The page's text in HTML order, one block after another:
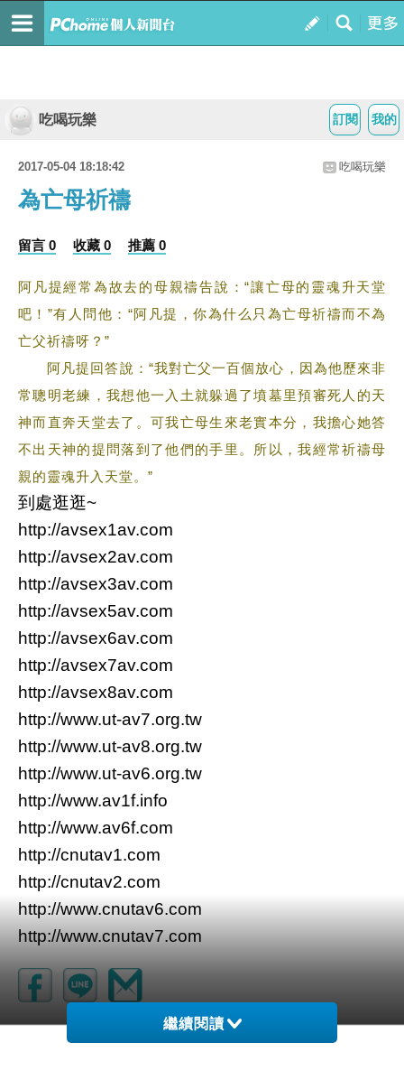
我的
訂閱
吃喝玩樂
2017-05-04 18:18:42 吃喝玩樂
為亡母祈禱
留言 0 收藏 0 推薦 0
阿凡提經常為故去的母親禱告說：“讓亡母的靈魂升天堂
吧！”有人問他：“阿凡提，你為什么只為亡母祈禱而不為
亡父祈禱呀？”
阿凡提回答說：“我對亡父一百個放心，因為他歷來非
常聰明老練，我想他一入土就躲過了墳墓里預審死人的天
神而直奔天堂去了。可我亡母生來老實本分，我擔心她答
不出天神的提問落到了他們的手里。所以，我經常祈禱母
親的靈魂升入天堂。”
到處逛逛~
http://avsex1av.com
http://avsex2av.com
http://avsex3av.com
http://avsex5av.com
http://avsex6av.com
http://avsex7av.com
http://avsex8av.com
http://www.ut-av7.org.tw
http://www.ut-av8.org.tw
http://www.ut-av6.org.tw
http://www.av1f.info
http://www.av6f.com
http://cnutav1.com
http://cnutav2.com
http://www.cnutav6.com
http://www.cnutav7.com
繼續閱讀